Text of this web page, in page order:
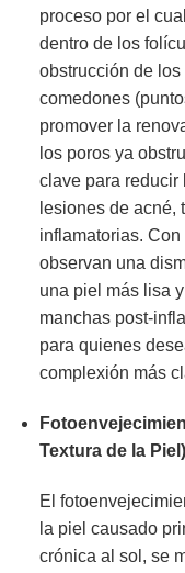
proceso por el
dentro de los
obstrucción de
comedones
promover la
los poros ya
clave para reducir
lesiones de acné,
inflamatorias.
observan una
una piel más lisa
manchas post-
para quienes
complexión más
Textura de la
El
la piel causado
crónica al sol, se